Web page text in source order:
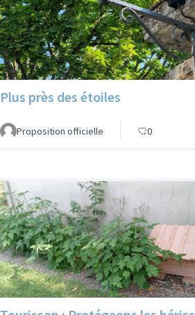
Plus près des étoiles
Proposition officielle 0